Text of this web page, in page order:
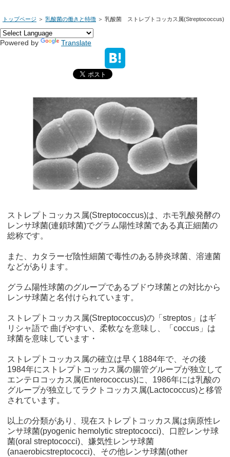
トップページ ＞ 乳酸菌の働きと特徴 ＞ 乳酸菌 ストレプトコッカス属(Streptococcus)
Powered by Translate
ストレプトコッカス属(Streptococcus)は、ホモ乳酸発酵の
レンサ球菌(連鎖球菌)でグラム陽性球菌である真正細菌の
総称です。
また、カタラーゼ陰性細菌で毒性のある肺炎球菌、溶連菌
などがあります。
グラム陽性球菌のグループであるブドウ球菌との対比から
レンサ球菌と名付けられています。
ストレプトコッカス属(Streptococcus)の「streptos」はギ
リシャ語で 曲げやすい、柔軟なを意味し、「coccus」は
球菌を意味しています・
ストレプトコッカス属の確立は早く1884年で、その後
1984年にストレプトコッカス属の腸管グループが独立して
エンテロコッカス属(Enterococcus)に、1986年には乳酸の
グループが独立してラクトコッカス属(Lactococcus)と移管
されています。
以上の分類があり、現在ストレプトコッカス属は病原性レ
ンサ球菌(pyogenic hemolytic streptococci)、口腔レンサ球
菌(oral streptococci)、嫌気性レンサ球菌
(anaerobicstreptococci)、その他レンサ球菌(other